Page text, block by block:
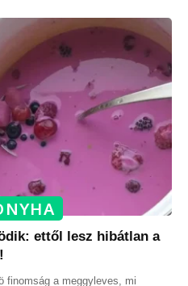
ettől lesz hibátlan a
finomság a meggyleves, mi